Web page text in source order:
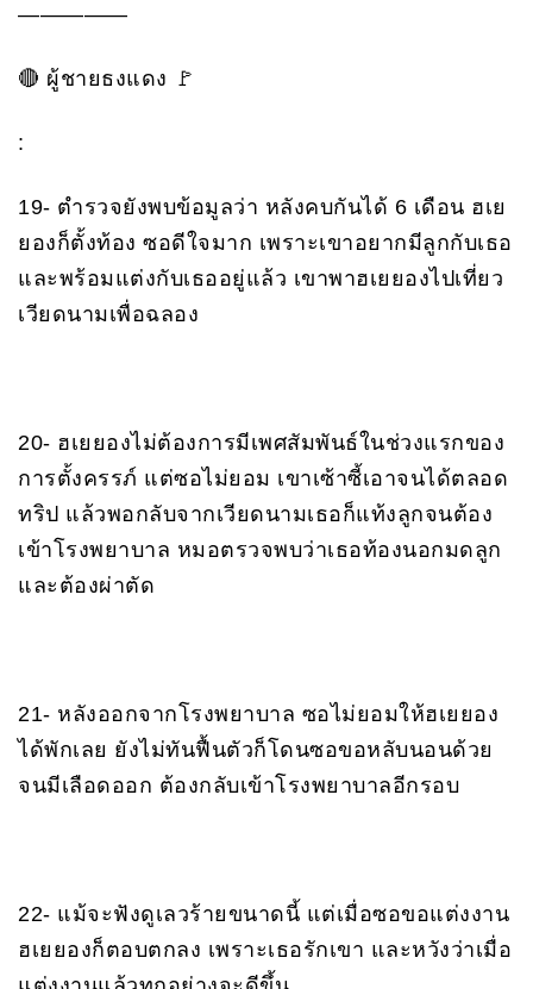
—————
🔴 ผู้ชายธงแดง 🚩
:
19- ตำรวจยังพบข้อมูลว่า หลังคบกันได้ 6 เดือน ฮเย
ยองก็ตั้งท้อง ซอดีใจมาก เพราะเขาอยากมีลูกกับเธอ
และพร้อมแต่งกับเธออยู่แล้ว เขาพาฮเยยองไปเที่ยว
เวียดนามเพื่อฉลอง
20- ฮเยยองไม่ต้องการมีเพศสัมพันธ์ในช่วงแรกของ
การตั้งครรภ์ แต่ซอไม่ยอม เขาเซ้าซี้เอาจนได้ตลอด
ทริป แล้วพอกลับจากเวียดนามเธอก็แท้งลูกจนต้อง
เข้าโรงพยาบาล หมอตรวจพบว่าเธอท้องนอกมดลูก
และต้องผ่าตัด
21- หลังออกจากโรงพยาบาล ซอไม่ยอมให้ฮเยยอง
ได้พักเลย ยังไม่ทันฟื้นตัวก็โดนซอขอหลับนอนด้วย
จนมีเลือดออก ต้องกลับเข้าโรงพยาบาลอีกรอบ
22- แม้จะฟังดูเลวร้ายขนาดนี้ แต่เมื่อซอขอแต่งงาน
ฮเยยองก็ตอบตกลง เพราะเธอรักเขา และหวังว่าเมื่อ